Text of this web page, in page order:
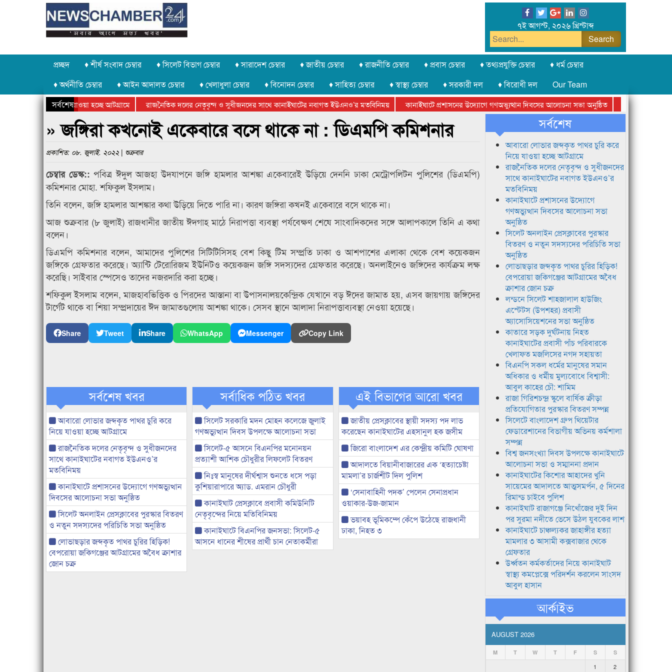
৭ই আগস্ট, ২০২৬ খ্রিস্টাব্দ
প্রচ্ছদ ♦ শীর্ষ সংবাদ চেম্বার ♦ সিলেট বিভাগ চেম্বার ♦ সারাদেশ চেম্বার ♦ জাতীয় চেম্বার ♦ রাজনীতি চেম্বার ♦ প্রবাস চেম্বার ♦ তথ্যপ্রযুক্তি চেম্বার
♦ ধর্ম চেম্বার
♦ অর্থনীতি চেম্বার
♦ আইন আদালত চেম্বার ♦ খেলাধুলা চেম্বার ♦ বিনোদন চেম্বার ♦ সাহিত্য চেম্বার ♦ স্বাস্থ্য চেম্বার ♦ সরকারী দল ♦ বিরোধী দল
Our Team
সর্বশেষ
চুরি করে নিয়ে যাওয়া হচ্ছে আটগ্রামে রাজনৈতিক দলের নেতৃবৃন্দ ও সুধীজনদের সাথে কানাইঘাটের নবাগত ইউএনও’র মতবিনিময় কানাইঘাটে প্রশাসনের উদ্যোগে গণঅভ্যুত্থান দিবসের আলোচনা সভা অনুষ্ঠিত
সিলেট অনলাইন
ক্রীড়া প্রতিযোগিতার পুরস্কার বিতরণ সম্পন্ন
সিলেটে বাংলাদেশ গ্রুপ থিয়েটার ফেডারেশানের বিভাগীয় অভিনয় কর্মশালা সম্পন্ন
» জঙ্গিরা কখনোই একেবারে বসে থাকে না : ডিএমপি কমিশনার
প্রকাশিত: ০৮. জুলাই. ২০২২ | শুক্রবার
চেম্বার ডেস্ক::পবিত্র ঈদুল আজহা উদযাপনে জঙ্গি হামলার আশঙ্কা একেবারেই উড়িয়ে দেননি ঢাকা মেট্রোপলিটন পুলিশের (ডিএমপি)
কমিশনার মোহা. শফিকুল ইসলাম।
তিনি বলেন, জঙ্গি হামলার আশঙ্কার কথা উড়িয়ে দিতে পারি না। কারণ জঙ্গিরা কখনই একেবারে বসে থাকে না।
আজ শুক্রবার (৮ জুলাই) রাজধানীর জাতীয় ঈদগাহ মাঠে নিরাপত্তা ব্যবস্থা পর্যবেক্ষণ শেষে সাংবাদিকদের সঙ্গে আলাপকালে তিনি এ কথা
বলেন।
ডিএমপি কমিশনার বলেন, আমাদের পুলিশের সিটিটিসিসহ বেশ কিছু টিম সম্প্রতি ঢাকা ও আশপাশের এলাকা থেকে বেশ কয়েকজন
জঙ্গিকে গ্রেফতার করেছে। অ্যান্টি টেরোরিজম ইউনিটও কয়েকজন জঙ্গি সদস্যদের গ্রেফতার করেছে। অনলাইনেও জঙ্গিদের কার্যক্রম লক্ষ
করেছি। সাইবার স্পেসেও তাদের নজরদারি করা হচ্ছে।
শফিকুল ইসলাম বলেন, মাজহাবভিত্তিক ও পিরদের আস্তানা বা উপাসনালয়কেন্দ্রিক যেখানে বড় ঈদের জামাত হয়, এসব জায়গায় জঙ্গিদের
টার্গেট থাকে বা শিয়া সম্প্রদায়ের ঈদ জামাতগুলোয় আশঙ্কা থাকে। সেসব স্থানে আলাদা নিরাপত্তাব্যবস্থা নেওয়া হয়েছে।
Share Tweet Share WhatsApp Messenger Copy Link
সর্বশেষ খবর
আবারো লোভার জব্দকৃত পাথর চুরি করে
নিয়ে যাওয়া হচ্ছে আটগ্রামে
রাজনৈতিক দলের নেতৃবৃন্দ ও সুধীজনদের
সাথে কানাইঘাটের নবাগত ইউএনও’র
মতবিনিময়
কানাইঘাটে প্রশাসনের উদ্যোগে গণঅভ্যুত্থান
দিবসের আলোচনা সভা অনুষ্ঠিত
সিলেট অনলাইন প্রেসক্লাবের পুরস্কার বিতরণ
ও নতুন সদস্যদের পরিচিতি সভা অনুষ্ঠিত
লোভাছড়ার জব্দকৃত পাথর চুরির হিড়িক!
বেপরোয়া জকিগঞ্জের আটগ্রামের অবৈধ ক্রাশার
জোন চক্র
সর্বাধিক পঠিত খবর
সিলেট সরকারি মদন মোহন কলেজে জুলাই
গণঅভ্যুত্থান দিবস উপলক্ষে আলোচনা সভা
সিলেট-৫ আসনে বিএনপির মনোনয়ন
প্রত্যাশী আশিক চৌধুরীর লিফলেট বিতরণ
নিঃস্ব মানুষের দীর্ঘশ্বাস শুনতে ধসে পড়া
কুশিয়ারাপারে অ্যাড. এমরান চৌধুরী
কানাইঘাট প্রেসক্লাবে প্রবাসী কমিউনিটি
নেতৃবৃন্দের নিয়ে মতিবিনিময়
কানাইঘাটে বিএনপির জনসভা: সিলেট-৫
আসনে ধানের শীষের প্রার্থী চান নেতাকর্মীরা
এই বিভাগের আরো খবর
জাতীয় প্রেসক্লাবের স্থায়ী সদস্য পদ লাভ
করেছেন কানাইঘাটের এহসানুল হক জসীম
জিরো বাংলাদেশ এর কেন্দ্রীয় কমিটি ঘোষণা
আদালতে বিয়ানীবাজারের এক ‘হত্যাচেষ্টা
মামলা’র চার্জশীট দিল পুলিশ
‘সেনাবাহিনী পদক’ পেলেন সেনাপ্রধান
ওয়াকার-উজ-জামান
ভয়াবহ ভূমিকম্পে কেঁপে উঠেছে রাজধানী
ঢাকা, নিহত ৩
সর্বশেষ
আবারো লোভার জব্দকৃত পাথর চুরি করে
নিয়ে যাওয়া হচ্ছে আটগ্রামে
রাজনৈতিক দলের নেতৃবৃন্দ ও সুধীজনদের
সাথে কানাইঘাটের নবাগত ইউএনও’র
মতবিনিময়
কানাইঘাটে প্রশাসনের উদ্যোগে
গণঅভ্যুত্থান দিবসের আলোচনা সভা
অনুষ্ঠিত
সিলেট অনলাইন প্রেসক্লাবের পুরস্কার
বিতরণ ও নতুন সদস্যদের পরিচিতি সভা
অনুষ্ঠিত
লোভাছড়ার জব্দকৃত পাথর চুরির হিড়িক!
বেপরোয়া জকিগঞ্জের আটগ্রামের অবৈধ
ক্রাশার জোন চক্র
লন্ডনে সিলেট শাহজালাল হাউজিং
এস্টেটস (উপশহর) প্রবাসী
অ্যাসোসিয়েশনের সভা অনুষ্ঠিত
কাতারে সড়ক দুর্ঘটনায় নিহত
কানাইঘাটের প্রবাসী পাঁচ পরিবারকে
খেলাফত মজলিসের নগদ সহায়তা
বিএনপি সকল ধর্মের মানুষের সমান
অধিকার ও ধর্মীয় মুল্যবোধে বিশ্বাসী:
আবুল কাহের চৌ: শামিম
রাজা গিরিশচন্দ্র স্কুলে বার্ষিক ক্রীড়া
প্রতিযোগিতার পুরস্কার বিতরণ সম্পন্ন
সিলেটে বাংলাদেশ গ্রুপ থিয়েটার
ফেডারেশানের বিভাগীয় অভিনয় কর্মশালা
সম্পন্ন
বিশ্ব জনসংখ্যা দিবস উপলক্ষে কানাইঘাটে
আলোচনা সভা ও সম্মাননা প্রদান
কানাইঘাটের কিশোর আহাদের খুনি
সায়েমের আদালতে আত্মসমর্পন, ৫ দিনের
রিমান্ড চাইবে পুলিশ
কানাইঘাট রাজাগঞ্জে নিখোঁজের দুই দিন
পর সুরমা নদীতে ভেসে উঠল যুবকের লাশ
কানাইঘাটে চাঞ্চল্যকর জাহাঙ্গীর হত্যা
মামলার ৩ আসামী কক্সবাজার থেকে
গ্রেফতার
উর্ধ্বতন কর্মকর্তাদের নিয়ে কানাইঘাট
স্বাস্থ্য কমপ্লেক্সে পরিদর্শন করলেন সাংসদ
আবুল হাসান
আর্কাইভ
AUGUST 2026
M T W T F S S
1
2